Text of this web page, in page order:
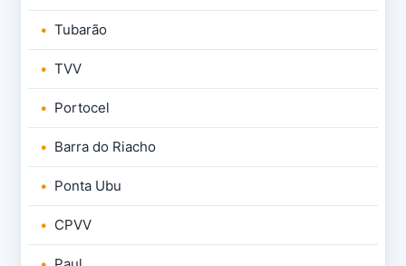
Tubarão
TVV
Portocel
Barra do Riacho
Ponta Ubu
CPVV